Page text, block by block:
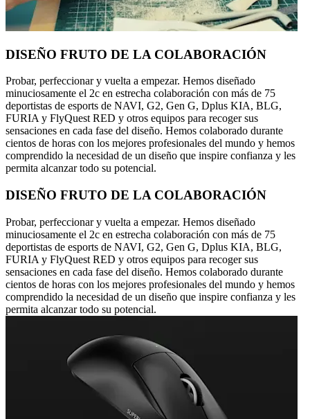
DISEÑO FRUTO DE LA COLABORACIÓN
Probar, perfeccionar y vuelta a empezar. Hemos diseñado
minuciosamente el 2c en estrecha colaboración con más de 75
deportistas de esports de NAVI, G2, Gen G, Dplus KIA, BLG,
FURIA y FlyQuest RED y otros equipos para recoger sus
sensaciones en cada fase del diseño. Hemos colaborado durante
cientos de horas con los mejores profesionales del mundo y hemos
comprendido la necesidad de un diseño que inspire confianza y les
permita alcanzar todo su potencial.
DISEÑO FRUTO DE LA COLABORACIÓN
Probar, perfeccionar y vuelta a empezar. Hemos diseñado
minuciosamente el 2c en estrecha colaboración con más de 75
deportistas de esports de NAVI, G2, Gen G, Dplus KIA, BLG,
FURIA y FlyQuest RED y otros equipos para recoger sus
sensaciones en cada fase del diseño. Hemos colaborado durante
cientos de horas con los mejores profesionales del mundo y hemos
comprendido la necesidad de un diseño que inspire confianza y les
permita alcanzar todo su potencial.